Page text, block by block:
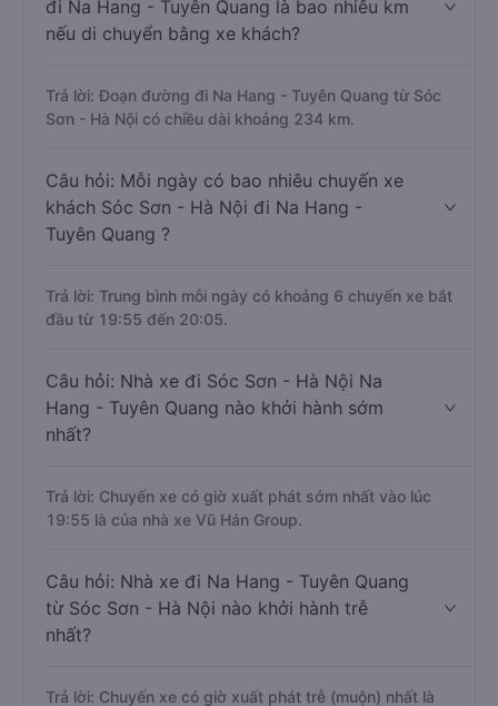
đi Na Hang - Tuyên Quang là bao nhiêu km
nếu di chuyển bằng xe khách?
Trả lời: Đoạn đường đi Na Hang - Tuyên Quang từ Sóc
Sơn - Hà Nội có chiều dài khoảng 234 km.
Câu hỏi: Mỗi ngày có bao nhiêu chuyến xe
khách Sóc Sơn - Hà Nội đi Na Hang -
Tuyên Quang ?
Trả lời: Trung bình mỗi ngày có khoảng 6 chuyến xe bắt
đầu từ 19:55 đến 20:05.
Câu hỏi: Nhà xe đi Sóc Sơn - Hà Nội Na
Hang - Tuyên Quang nào khởi hành sớm
nhất?
Trả lời: Chuyến xe có giờ xuất phát sớm nhất vào lúc
19:55 là của nhà xe Vũ Hán Group.
Câu hỏi: Nhà xe đi Na Hang - Tuyên Quang
từ Sóc Sơn - Hà Nội nào khởi hành trễ
nhất?
Trả lời: Chuyến xe có giờ xuất phát trễ (muộn) nhất là